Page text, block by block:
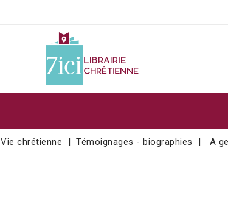
Vie chrétienne Témoignages - biographies A